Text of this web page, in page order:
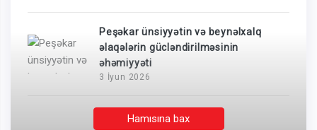
Peşəkar ünsiyyətin və beynəlxalq
əlaqələrin gücləndirilməsinin
əhəmiyyəti
3 İyun 2026
Hamısına bax